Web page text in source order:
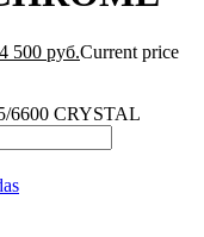
4 500 руб.Current price
CRYSTAL